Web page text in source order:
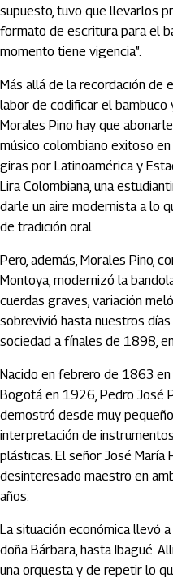
supuesto, tuvo que llevarlos
formato de escritura para el
momento tiene vigencia”.
Más allá de la recordación de
labor de codificar el bambuco
Morales Pino hay que
músico colombiano exitoso
giras por Latinoamérica y
Lira Colombiana, una
darle un aire modernista a lo
de tradición oral.
Pero, además, Morales Pino,
Montoya, modernizó la
cuerdas graves, variación
sobrevivió hasta nuestros
sociedad a fínales de 1898,
Nacido en febrero de 1863 en
Bogotá en 1926, Pedro José
demostró desde muy
interpretación de
plásticas. El señor José María
desinteresado maestro en
años.
La situación económica llevó
doña Bárbara, hasta Ibagué.
una orquesta y de repetir lo